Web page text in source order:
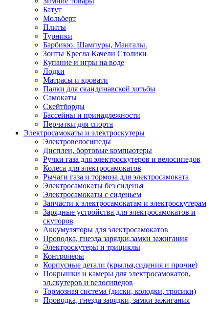
Батут
Мольберт
Плиты
Турники
Барбикю. Шампуры, Мангалы.
Зонты Кресла Качели Столики
Купание и игры на воде
Лодки
Матрасы и кровати
Палки для скандинавской хотьбы
Самокаты
Скейтборды
Бассейны и принадлежности
Перчатки для спорта
Электросамокаты и электроскутеры
Электровелосипеды
Дисплеи, бортовые компьютеры
Ручки газа для электроскутеров и велосипедов
Колеса для электросамокатов
Рычаги газа и тормоза для электросамоката
Электросамокаты без сиденья
Электросамокаты с сиденьем
Запчасти к электросамокатам и электроскутерам
Зарядные устройства для электросамокатов и
скуторов
Аккумуляторы для электросамокатов
Проводка, гнезда зарядки,замки зажигания
Электроскутеры и трициклы
Контролеры
Корпусные детали (крылья,сидения и прочие)
Покрышки и камеры для электросамокатов,
эл.скутеров и велосипедов
Тормозная система (диски, колодки, тросики)
Проводка, гнезда зарядки, замки зажигания